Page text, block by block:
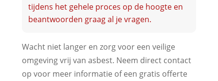
tijdens het gehele proces op de hoogte en
beantwoorden graag al je vragen.
Wacht niet langer en zorg voor een veilige
omgeving vrij van asbest. Neem direct contact
op voor meer informatie of een gratis offerte